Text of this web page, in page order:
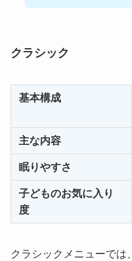
クラシック
基本構成
主な内容
眠りやすさ
子どものお気に入り
度
クラシックメニューでは、